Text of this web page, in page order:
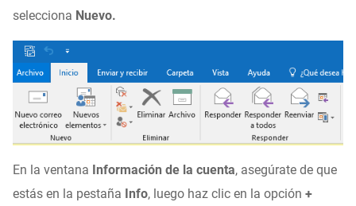
selecciona Nuevo.
En la ventana Información de la cuenta, asegúrate de que
estás en la pestaña Info, luego haz clic en la opción +